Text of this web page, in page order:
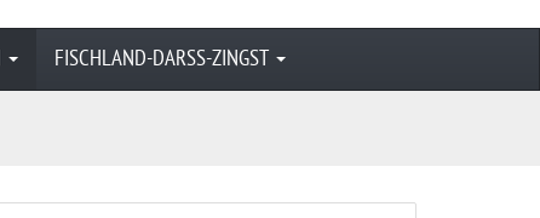
FISCHLAND-DARSS-ZINGST